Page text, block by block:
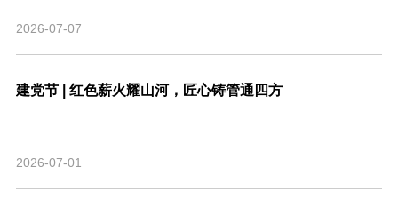
2026-07-07
建党节 | 红色薪火耀山河，匠心铸管通四方
2026-07-01